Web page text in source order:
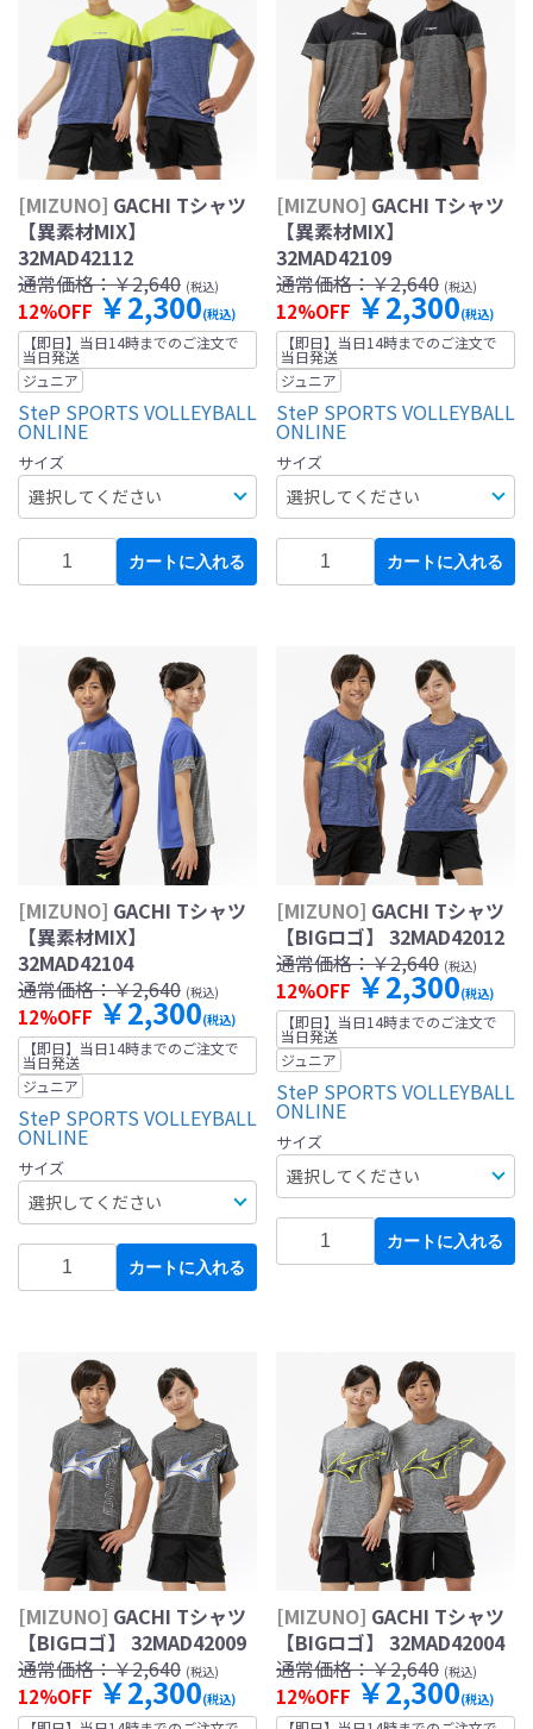
[MIZUNO] GACHI Tシャツ
【異素材MIX】
32MAD42112
通常価格：￥2,640 (税込)
12%OFF ￥2,300(税込)
【即日】当日14時までのご注文で
当日発送
ジュニア
SteP SPORTS VOLLEYBALL
ONLINE
サイズ
カートに入れる
[MIZUNO] GACHI Tシャツ
【異素材MIX】
32MAD42109
通常価格：￥2,640 (税込)
12%OFF ￥2,300(税込)
【即日】当日14時までのご注文で
当日発送
ジュニア
SteP SPORTS VOLLEYBALL
ONLINE
サイズ
カートに入れる
[MIZUNO] GACHI Tシャツ
【異素材MIX】
32MAD42104
通常価格：￥2,640 (税込)
12%OFF ￥2,300(税込)
【即日】当日14時までのご注文で
当日発送
ジュニア
SteP SPORTS VOLLEYBALL
ONLINE
サイズ
カートに入れる
[MIZUNO] GACHI Tシャツ
【BIGロゴ】 32MAD42012
通常価格：￥2,640 (税込)
12%OFF ￥2,300(税込)
【即日】当日14時までのご注文で
当日発送
ジュニア
SteP SPORTS VOLLEYBALL
ONLINE
サイズ
カートに入れる
[MIZUNO] GACHI Tシャツ
【BIGロゴ】 32MAD42009
通常価格：￥2,640 (税込)
12%OFF ￥2,300(税込)
[MIZUNO] GACHI Tシャツ
【BIGロゴ】 32MAD42004
通常価格：￥2,640 (税込)
12%OFF ￥2,300(税込)